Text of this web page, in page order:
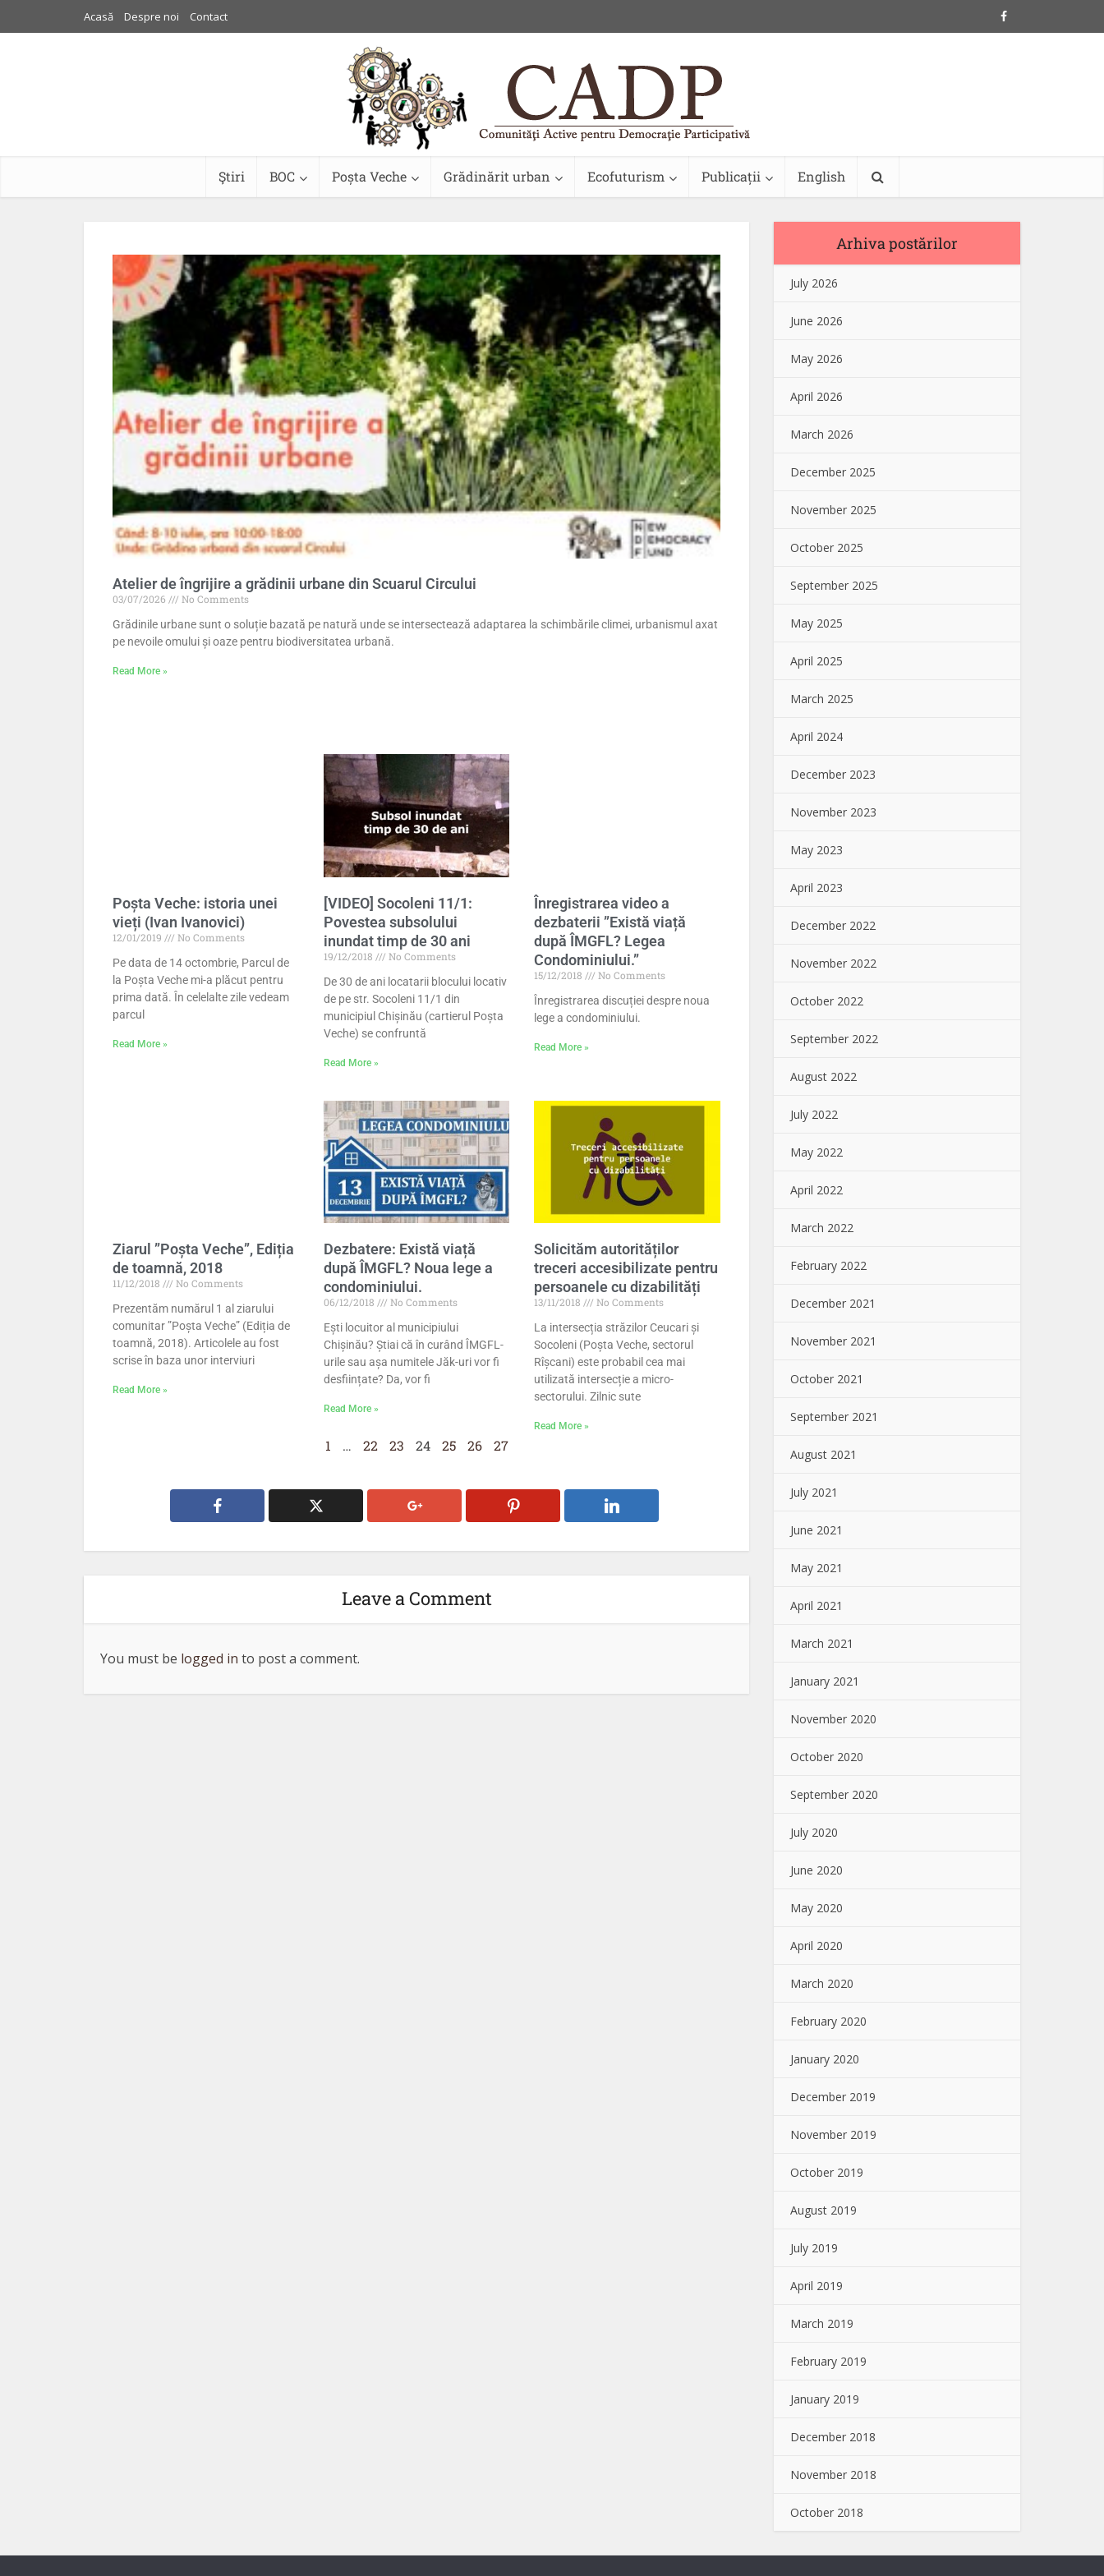
Acasă Despre noi Contact
Ştiri BOC Poșta Veche Grădinărit urban Ecofuturism Publicații English
Atelier de îngrijire a grădinii urbane din Scuarul Circului
03/07/2026
No Comments
Grădinile urbane sunt o soluție bazată pe natură unde se intersectează adaptarea la schimbările climei, urbanismul axat
pe nevoile omului și oaze pentru biodiversitatea urbană.
Read More »
Poșta Veche: istoria unei
vieți (Ivan Ivanovici)
12/01/2019
No Comments
Pe data de 14 octombrie, Parcul de
la Poșta Veche mi-a plăcut pentru
prima dată. În celelalte zile vedeam
parcul
Read More »
[VIDEO] Socoleni 11/1:
Povestea subsolului
inundat timp de 30 ani
19/12/2018
No Comments
De 30 de ani locatarii blocului locativ
de pe str. Socoleni 11/1 din
municipiul Chișinău (cartierul Poșta
Veche) se confruntă
Read More »
Înregistrarea video a
dezbaterii ”Există viață
după ÎMGFL? Legea
Condominiului.”
15/12/2018
No Comments
Înregistrarea discuției despre noua
lege a condominiului.
Read More »
Ziarul ”Poșta Veche”, Ediția
de toamnă, 2018
11/12/2018
No Comments
Prezentăm numărul 1 al ziarului
comunitar ”Poșta Veche” (Ediția de
toamnă, 2018). Articolele au fost
scrise în baza unor interviuri
Read More »
Dezbatere: Există viață
după ÎMGFL? Noua lege a
condominiului.
06/12/2018
No Comments
Ești locuitor al municipiului
Chișinău? Știai că în curând ÎMGFL-
urile sau așa numitele Jăk-uri vor fi
desființate? Da, vor fi
Read More »
Solicităm autorităților
treceri accesibilizate pentru
persoanele cu dizabilități
13/11/2018
No Comments
La intersecția străzilor Ceucari și
Socoleni (Poșta Veche, sectorul
Rîșcani) este probabil cea mai
utilizată intersecție a micro-
sectorului. Zilnic sute
Read More »
1 … 22 23 24 25 26 27
Leave a Comment
You must be logged in to post a comment.
Arhiva postărilor
July 2026
June 2026
May 2026
April 2026
March 2026
December 2025
November 2025
October 2025
September 2025
May 2025
April 2025
March 2025
April 2024
December 2023
November 2023
May 2023
April 2023
December 2022
November 2022
October 2022
September 2022
August 2022
July 2022
May 2022
April 2022
March 2022
February 2022
December 2021
November 2021
October 2021
September 2021
August 2021
July 2021
June 2021
May 2021
April 2021
March 2021
January 2021
November 2020
October 2020
September 2020
July 2020
June 2020
May 2020
April 2020
March 2020
February 2020
January 2020
December 2019
November 2019
October 2019
August 2019
July 2019
April 2019
March 2019
February 2019
January 2019
December 2018
November 2018
October 2018